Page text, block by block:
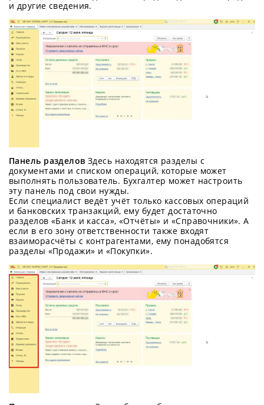
и другие сведения.
Панель разделов Здесь находятся разделы с
документами и списком операций, которые может
выполнять пользователь. Бухгалтер может настроить
эту панель под свои нужды.
Если специалист ведёт учёт только кассовых операций
и банковских транзакций, ему будет достаточно
разделов «Банк и касса», «Отчёты» и «Справочники». А
если в его зону ответственности также входят
взаиморасчёты с контрагентами, ему понадобятся
разделы «Продажи» и «Покупки».